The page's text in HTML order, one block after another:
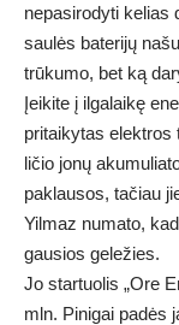
nepasirodyti kelias
saulės baterijų
trūkumo, bet ką
Įeikite į ilgalaikę
pritaikytas elektros
ličio jonų
paklausos, tačiau
Yilmaz numato,
gausios geležies.
Jo startuolis „Ore
mln. Pinigai padės